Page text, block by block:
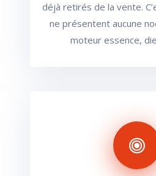
déjà retirés de la vente.
ne présentent aucune
moteur essence,